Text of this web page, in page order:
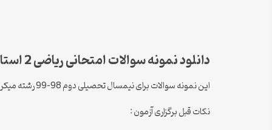
دانلود نمونه سوالات امتحانی ریاضی 2 استاد محمد مقاصدی
این نمونه سوالات برای نیمسال تحصیلی دوم 98-99 رشته میکروبیولوژی – زیست شناسی سلولی می باشد که در دانشگاه آزاد اسلامی واحد کرج به صورت غیر حضوری برگزار شده است.
نکات قبل برگزاری آزمون :